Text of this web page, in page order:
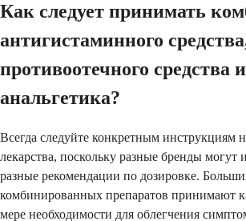
Как следует принимать
антигистаминного
противоотечного средства и
анальгетика?
Всегда следуйте конкретным инструкциям
лекарства, поскольку разные бренды могут
разные рекомендации по дозировке.
комбинированных препаратов принимают
мере необходимости для облегчения